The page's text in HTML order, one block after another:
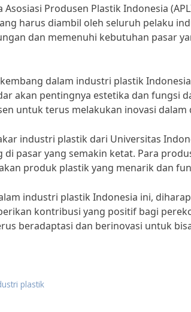
Produsen Plastik Indonesia
harus diambil oleh seluruh pelaku
dan memenuhi kebutuhan pasar
dalam industri plastik
akan pentingnya estetika dan fungsi
untuk terus melakukan inovasi dalam
industri plastik dari Universitas
pasar yang semakin ketat. Para
produk plastik yang menarik dan
industri plastik Indonesia ini,
kontribusi yang positif bagi
beradaptasi dan berinovasi untuk
plastik